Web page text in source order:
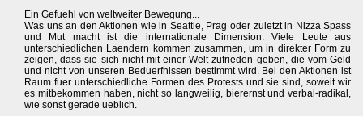
Ein Gefuehl von weltweiter Bewegung...
Was uns an den Aktionen wie in Seattle, Prag oder zuletzt in Nizza Spass
und Mut macht ist die internationale Dimension. Viele Leute aus
unterschiedlichen Laendern kommen zusammen, um in direkter Form zu
zeigen, dass sie sich nicht mit einer Welt zufrieden geben, die vom Geld
und nicht von unseren Beduerfnissen bestimmt wird. Bei den Aktionen ist
Raum fuer unterschiedliche Formen des Protests und sie sind, soweit wir
es mitbekommen haben, nicht so langweilig, bierernst und verbal-radikal,
wie sonst gerade ueblich.